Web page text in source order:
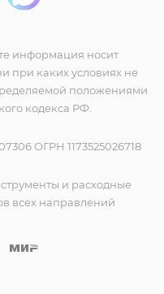
информация носит
при каких условиях не
положениями
кодекса РФ.
ОГРН 1173525026718
и расходные
всех направлений